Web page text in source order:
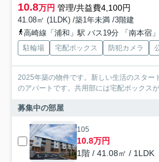
10.8万円 管理/共益費4,100円
41.08㎡ (1LDK) /築1年未満 /3階建
高崎線「浦和」駅 バス19分 「南本宿
駐輪場 宅配ボックス 防犯カメラ
2025年築の物件です。新しい生活のスター
のアパートです。共用部には宅配ボックス
募集中の部屋
105
10.8万円
1階 / 41.08㎡ / 1LDK